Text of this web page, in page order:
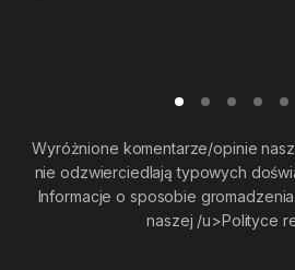
Wyróżnione komentarze/opinie
nie odzwierciedlają typowych
Informacje o sposobie
naszej /u>Polityce